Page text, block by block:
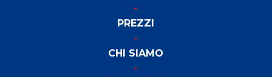
PREZZI
CHI SIAMO